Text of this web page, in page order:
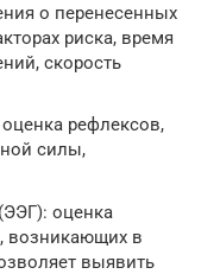
о перенесенных
риска, время
скорость
рефлексов,
силы,
оценка
возникающих в
выявить